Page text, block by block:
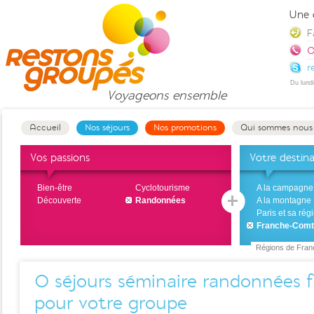
Voyageons ensemble
Accueil Nos séjours Nos promotions Qui sommes
Vos passions
Bien-être
Cyclotourisme
Découverte
Randonnées
Votre
A la campagne
A la montagne
Paris et sa
Franche-
Régions de
0 séjours séminaire randonnées
pour votre groupe
Une
Du